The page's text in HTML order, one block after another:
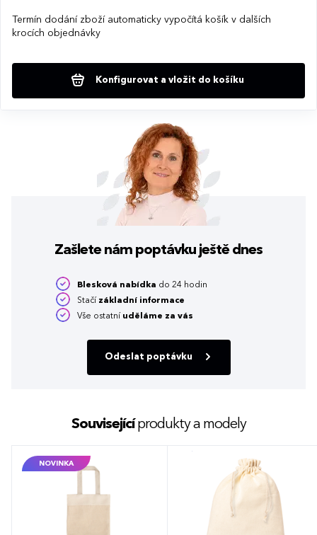
Termín dodání zboží automaticky vypočítá košík v dalších
krocích objednávky
Konfigurovat a vložit do košíku
Zašlete nám poptávku ještě dnes
Blesková nabídka do 24 hodin
Stačí základní informace
Vše ostatní uděláme za vás
Odeslat poptávku
Souvisejícíprodukty a modely
NOVINKA